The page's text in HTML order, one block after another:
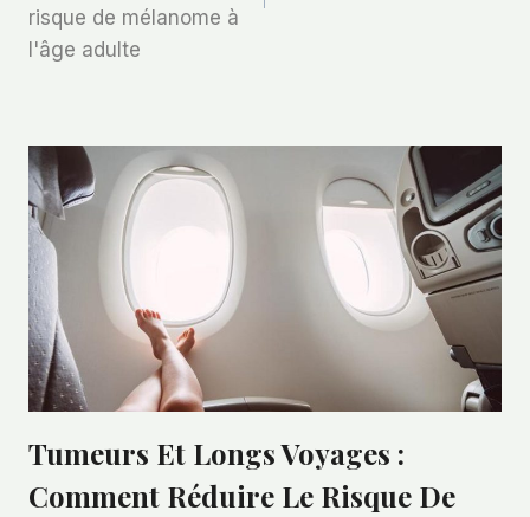
risque de mélanome à
l'âge adulte
Tumeurs Et Longs Voyages :
Comment Réduire Le Risque De